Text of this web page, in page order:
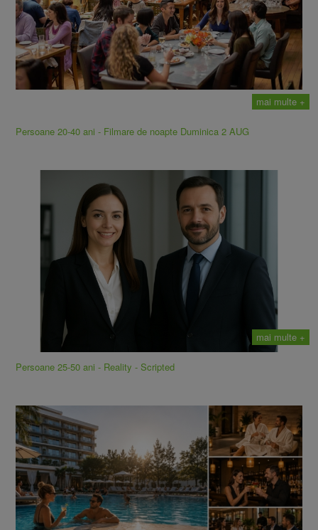
mai multe +
Persoane 20-40 ani - Filmare de noapte Duminica 2 AUG
mai multe +
Persoane 25-50 ani - Reality - Scripted